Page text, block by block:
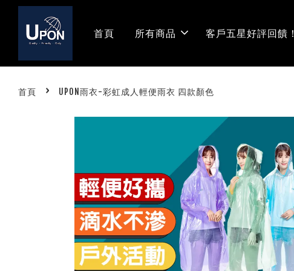
首頁 所有商品 客戶五星好評回饋！
首頁 › UPON雨衣-彩虹成人輕便雨衣 四款顏色